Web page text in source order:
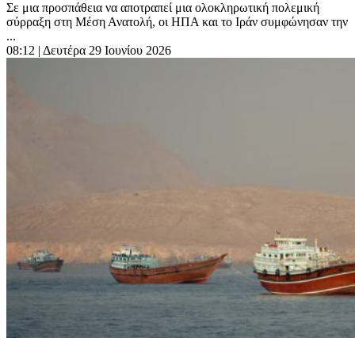
Σε μια προσπάθεια να αποτραπεί μια ολοκληρωτική πολεμική
σύρραξη στη Μέση Ανατολή, οι ΗΠΑ και το Ιράν συμφώνησαν την
...
08:12 | Δευτέρα 29 Ιουνίου 2026